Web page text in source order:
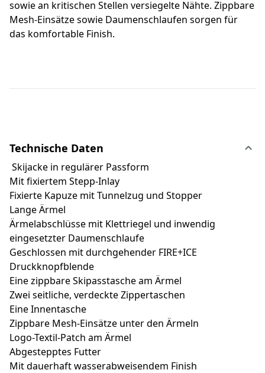
sowie an kritischen Stellen versiegelte Nähte. Zippbare
Mesh-Einsätze sowie Daumenschlaufen sorgen für
das komfortable Finish.
Technische Daten
Skijacke in regulärer Passform
Mit fixiertem Stepp-Inlay
Fixierte Kapuze mit Tunnelzug und Stopper
Lange Ärmel
Ärmelabschlüsse mit Klettriegel und inwendig
eingesetzter Daumenschlaufe
Geschlossen mit durchgehender FIRE+ICE
Druckknopfblende
Eine zippbare Skipasstasche am Ärmel
Zwei seitliche, verdeckte Zippertaschen
Eine Innentasche
Zippbare Mesh-Einsätze unter den Ärmeln
Logo-Textil-Patch am Ärmel
Abgestepptes Futter
Mit dauerhaft wasserabweisendem Finish